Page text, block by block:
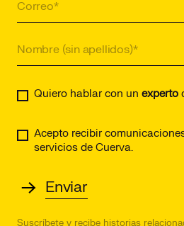
Quiero hablar con un experto
Acepto recibir
servicios de Cuerva.
Suscríbete y recibe historias